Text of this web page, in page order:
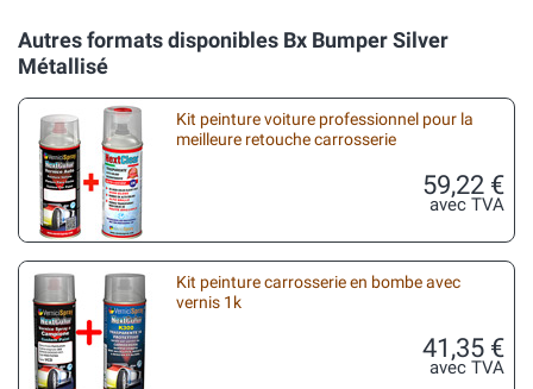
Autres formats disponibles Bx Bumper Silver
Métallisé
Kit peinture voiture professionnel pour la
meilleure retouche carrosserie
59,22 €
avec TVA
Kit peinture carrosserie en bombe avec
vernis 1k
41,35 €
avec TVA